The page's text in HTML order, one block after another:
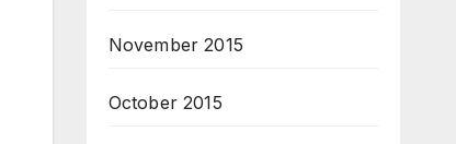
November 2015
October 2015